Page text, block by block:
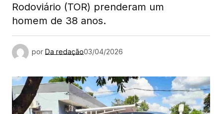
Rodoviário (TOR) prenderam um
homem de 38 anos.
por Da redação03/04/2026